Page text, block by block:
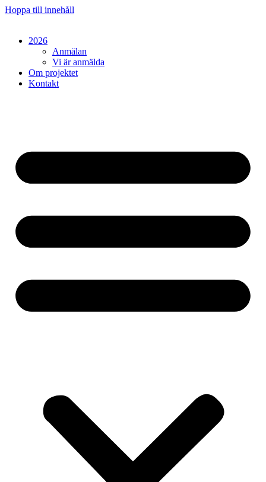
Hoppa till innehåll
2026
Anmälan
Vi är anmälda
Om projektet
Kontakt